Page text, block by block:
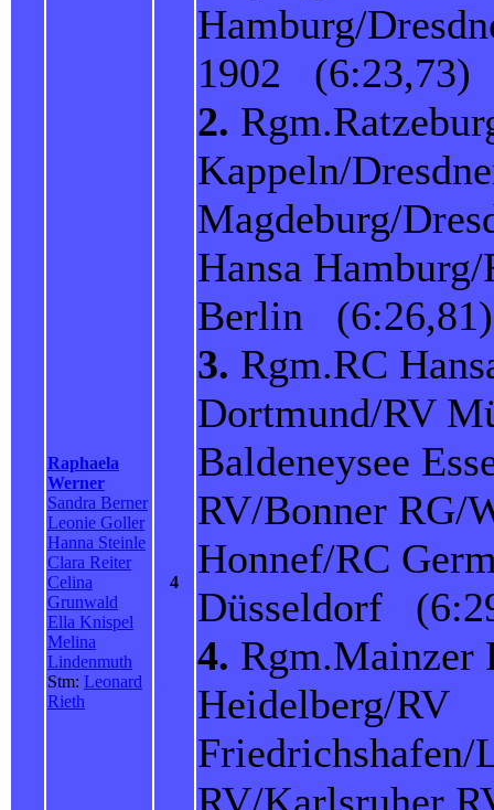
Raphaela
Werner
Sandra Berner
Leonie Goller
Hanna Steinle
Clara Reiter
Celina
Grunwald
Ella Knispel
Melina
Lindenmuth
Stm: Leonard
Rieth
4
Hamburg/
1902 (6:23,73)
2.
Kappeln/
Magdeburg/
Hansa
Berlin (6:26,81)
3. Rgm.RC
Dortmund/RV
Baldeneysee
RV/Bonner RG/
Honnef/RC
Düsseldorf
4. Rgm.Mainzer
Heidelberg/RV
Friedrichshafen/